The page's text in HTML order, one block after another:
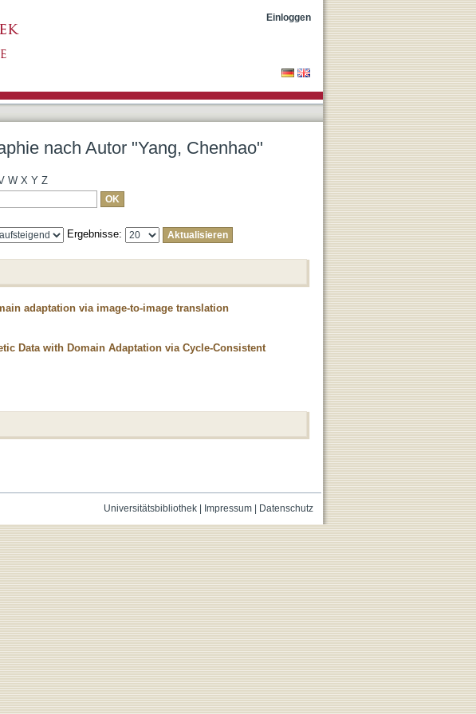
Einloggen
nach Autor "Yang, Chenhao"
W X Y Z
Ergebnisse:
adaptation via image-to-image translation
Data with Domain Adaptation via Cycle-Consistent
Universitätsbibliothek| Impressum| Datenschutz